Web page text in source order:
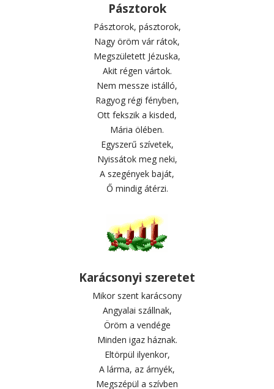
Pásztorok
Pásztorok, pásztorok,
Nagy öröm vár rátok,
Megszületett Jézuska,
Akit régen vártok.
Nem messze istálló,
Ragyog régi fényben,
Ott fekszik a kisded,
Mária ölében.
Egyszerű szívetek,
Nyissátok meg neki,
A szegények baját,
Ő mindig átérzi.
Karácsonyi szeretet
Mikor szent karácsony
Angyalai szállnak,
Öröm a vendége
Minden igaz háznak.
Eltörpül ilyenkor,
A lárma, az árnyék,
Megszépül a szívben